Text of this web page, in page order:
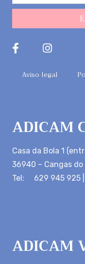
Aviso legal
ADICAM
Casa da Bola 1
36940 – Cangas
Tel: 629 945 925 |
ADICAM